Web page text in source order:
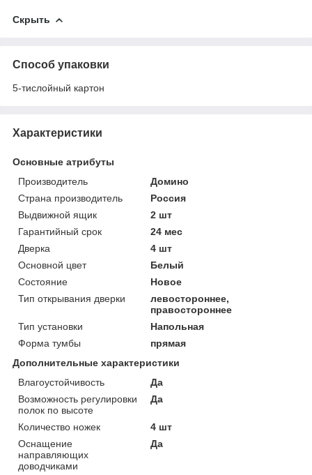
Скрыть
Способ упаковки
5-тислойный картон
Характеристики
Основные атрибуты
Производитель
Домино
Страна производитель
Россия
Выдвижной ящик
2 шт
Гарантийный срок
24 мес
Дверка
4 шт
Основной цвет
Белый
Состояние
Новое
Тип открывания дверки
левостороннее,
правостороннее
Тип установки
Напольная
Форма тумбы
прямая
Дополнительные характеристики
Влагоустойчивость
Да
Возможность регулировки
полок по высоте
Да
Количество ножек
4 шт
Оснащение
направляющих
доводчиками
Да